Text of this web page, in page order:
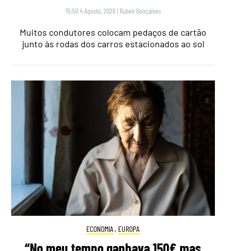
15:50 4 Agosto, 2026 | Rubén Gonçalves
Muitos condutores colocam pedaços de cartão
junto às rodas dos carros estacionados ao sol
ECONOMIA , EUROPA